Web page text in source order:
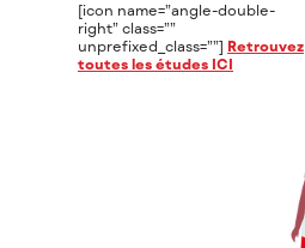
[icon name=”angle-double-
right” class=””
unprefixed_class=””] Retrouvez
toutes les études ICI